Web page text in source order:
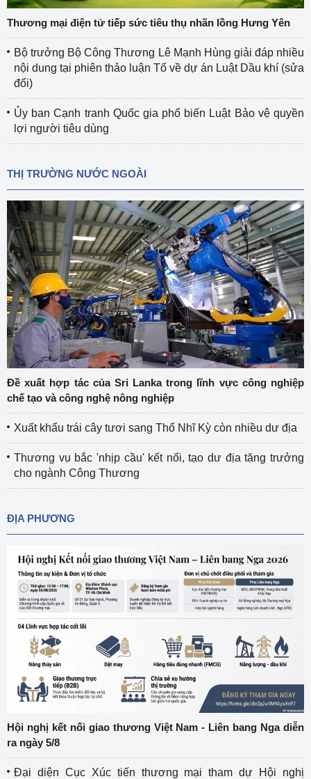
Thương mại điện tử tiếp sức tiêu thụ nhãn lồng Hưng Yên
Bộ trưởng Bộ Công Thương Lê Mạnh Hùng giải đáp nhiều
nội dung tại phiên thảo luận Tổ về dự án Luật Dầu khí (sửa
đổi)
Ủy ban Cạnh tranh Quốc gia phổ biến Luật Bảo vệ quyền
lợi người tiêu dùng
THỊ TRƯỜNG NƯỚC NGOÀI
Đề xuất hợp tác của Sri Lanka trong lĩnh vực công nghiệp
chế tạo và công nghệ nông nghiệp
Xuất khẩu trái cây tươi sang Thổ Nhĩ Kỳ còn nhiều dư địa
Thương vụ bắc 'nhịp cầu' kết nối, tạo dư địa tăng trưởng
cho ngành Công Thương
ĐỊA PHƯƠNG
Hội nghị kết nối giao thương Việt Nam - Liên bang Nga diễn
ra ngày 5/8
Đại diện Cục Xúc tiến thương mại tham dự Hội nghị